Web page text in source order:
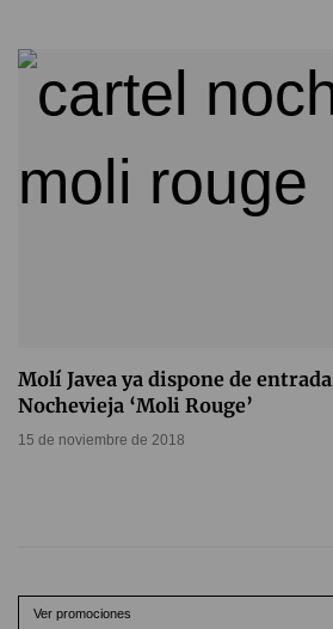
Molí Javea ya dispone de
Nochevieja ‘Moli Rouge’
15 de noviembre de 2018
Ver promociones